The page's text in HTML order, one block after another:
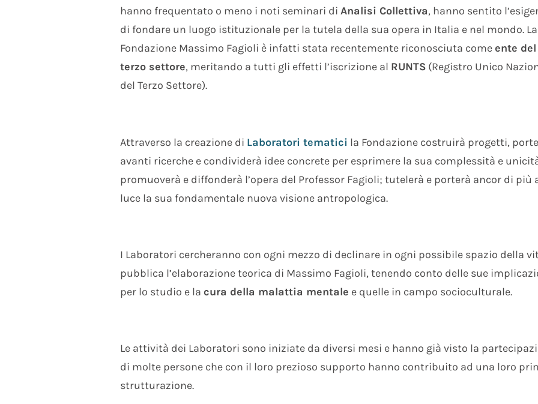
hanno frequentato o meno i noti seminari di Analisi Collettiva, hanno sentito
di fondare un luogo istituzionale per la tutela della sua opera in Italia e nel mondo. La
Fondazione Massimo Fagioli è infatti stata recentemente riconosciuta comeente del
terzo settore, meritando a tutti gli effetti l’iscrizione al RUNTS(Registro Unico
del Terzo Settore).
Attraverso la creazione di Laboratori tematici la Fondazione costruirà progetti,
avanti ricerche e condividerà idee concrete per esprimere la sua complessità e
promuoverà e diffonderà l’opera del Professor Fagioli; tutelerà e porterà ancor di più
luce la sua fondamentale nuova visione antropologica.
I Laboratori cercheranno con ogni mezzo di declinare in ogni possibile spazio della
pubblica l’elaborazione teorica di Massimo Fagioli, tenendo conto delle sue
per lo studio e la cura della malattia mentale e quelle in campo socioculturale.
Le attività dei Laboratori sono iniziate da diversi mesi e hanno già visto la
di molte persone che con il loro prezioso supporto hanno contribuito ad una loro
strutturazione.